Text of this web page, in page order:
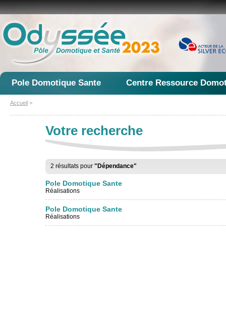
Pole Domotique Sante Centre Ressource
Accueil >
Votre recherche
2 résultats pour "Dépendance"
Pole Domotique Sante
Réalisations
Pole Domotique Sante
Réalisations